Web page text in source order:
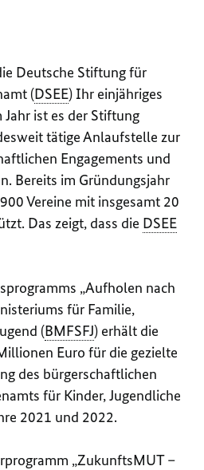
UND
Deutsche Stiftung für
(DSEE) Ihr einjähriges
ist es der Stiftung
tätige Anlaufstelle zur
Engagements und
Bereits im Gründungsjahr
Vereine mit insgesamt 20
Das zeigt, dass die DSEE
„Aufholen nach
für Familie,
(BMFSFJ) erhält die
Euro für die gezielte
des bürgerschaftlichen
für Kinder, Jugendliche
2021 und 2022.
„ZukunftsMUT –